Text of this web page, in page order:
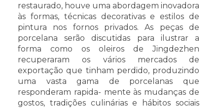
restaurado, houve uma abordagem inovadora
às formas, técnicas decorativas e estilos de
pintura nos fornos privados. As peças de
porcelana serão discutidas para ilustrar a
forma como os oleiros de Jingdezhen
recuperaram os vários mercados de
exportação que tinham perdido, produzindo
uma vasta gama de porcelanas que
responderam rapida- mente às mudanças de
gostos, tradições culinárias e hábitos sociais